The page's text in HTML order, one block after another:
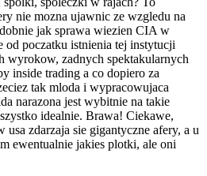
nie mozna ujawnic ze wzgledu na
jak sprawa wiezien CIA w
od poczatku istnienia tej instytucji
wyrokow, zadnych spektakularnych
inside trading a co dopiero za
tak mloda i wypracowujaca
narazona jest wybitnie na takie
idealnie. Brawa! Ciekawe,
zdarzaja sie gigantyczne afery, a u
ewentualnie jakies plotki, ale oni